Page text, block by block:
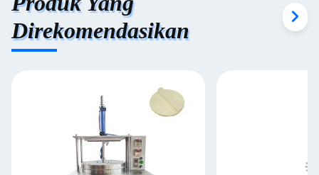
Direkomendasikan